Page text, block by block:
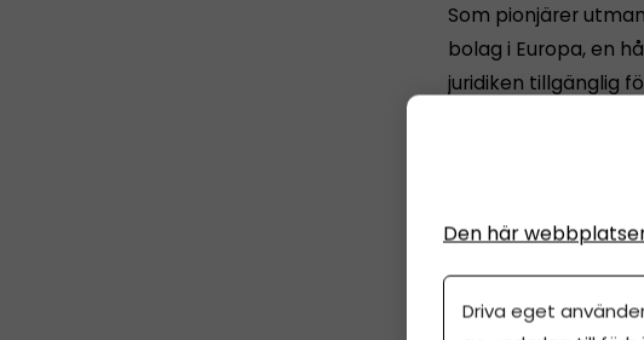
Som pionjärer
bolag i Europa, en
juridiken tillgänglig
försäkringsbolag,
tjänster med
Den här
Driva eget